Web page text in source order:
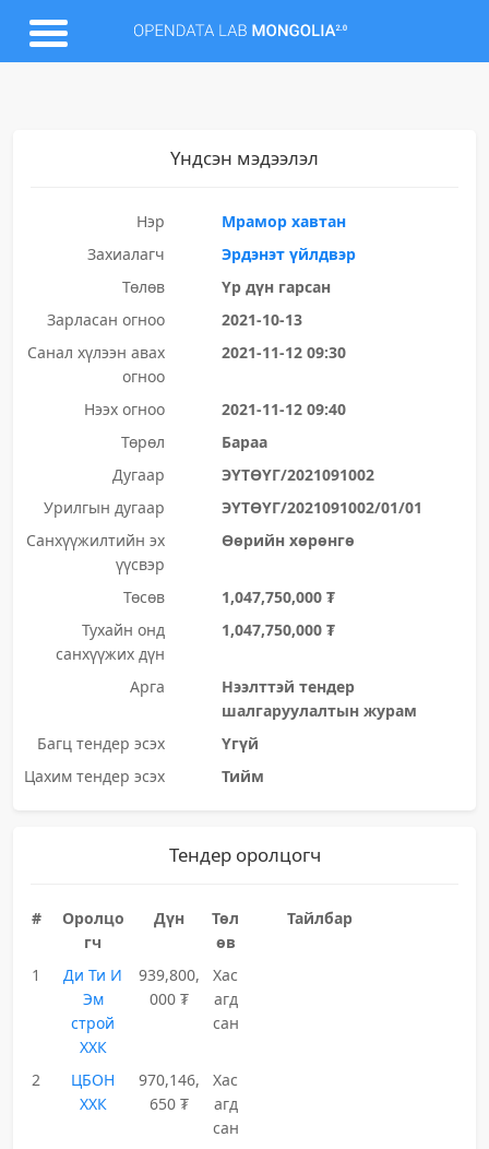
Үндсэн мэдээлэл
Нэр
Мрамор хавтан
Захиалагч
Эрдэнэт үйлдвэр
Төлөв
Үр дүн гарсан
Зарласан огноо
2021-10-13
Санал хүлээн авах
огноо
2021-11-12 09:30
Нээх огноо
2021-11-12 09:40
Төрөл
Бараа
Дугаар
ЭҮТӨҮГ/2021091002
Урилгын дугаар
ЭҮТӨҮГ/2021091002/01/01
Санхүүжилтийн эх
үүсвэр
Өөрийн хөрөнгө
Төсөв
1,047,750,000 ₮
Тухайн онд
санхүүжих дүн
1,047,750,000 ₮
Арга
Нээлттэй тендер
шалгаруулалтын журам
Багц тендер эсэх
Үгүй
Цахим тендер эсэх
Тийм
Тендер оролцогч
#
Оролцо
гч
Дүн
Төл
өв
Тайлбар
1
Ди Ти И
Эм
строй
ХХК
939,800,
000 ₮
Хас
агд
сан
2
ЦБОН
ХХК
970,146,
650 ₮
Хас
агд
сан